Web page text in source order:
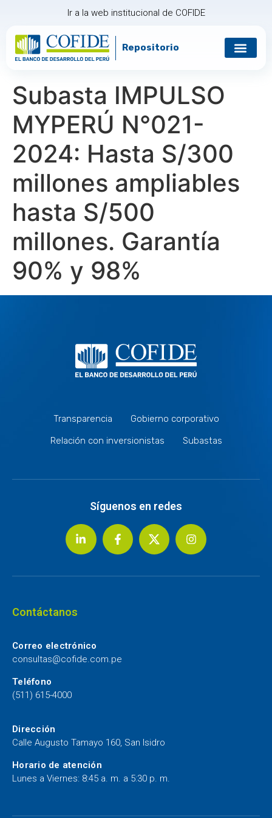
Ir a la web institucional de COFIDE
Repositorio
Subasta IMPULSO
MYPERÚ N°021-
2024: Hasta S/300
millones ampliables
hasta S/500
millones. Garantía
90% y 98%
Transparencia
Gobierno corporativo
Relación con inversionistas
Subastas
Síguenos en redes
Contáctanos
Correo electrónico
consultas@cofide.com.pe
Teléfono
(511) 615-4000
Dirección
Calle Augusto Tamayo 160, San Isidro
Horario de atención
Lunes a Viernes: 8:45 a. m. a 5:30 p. m.